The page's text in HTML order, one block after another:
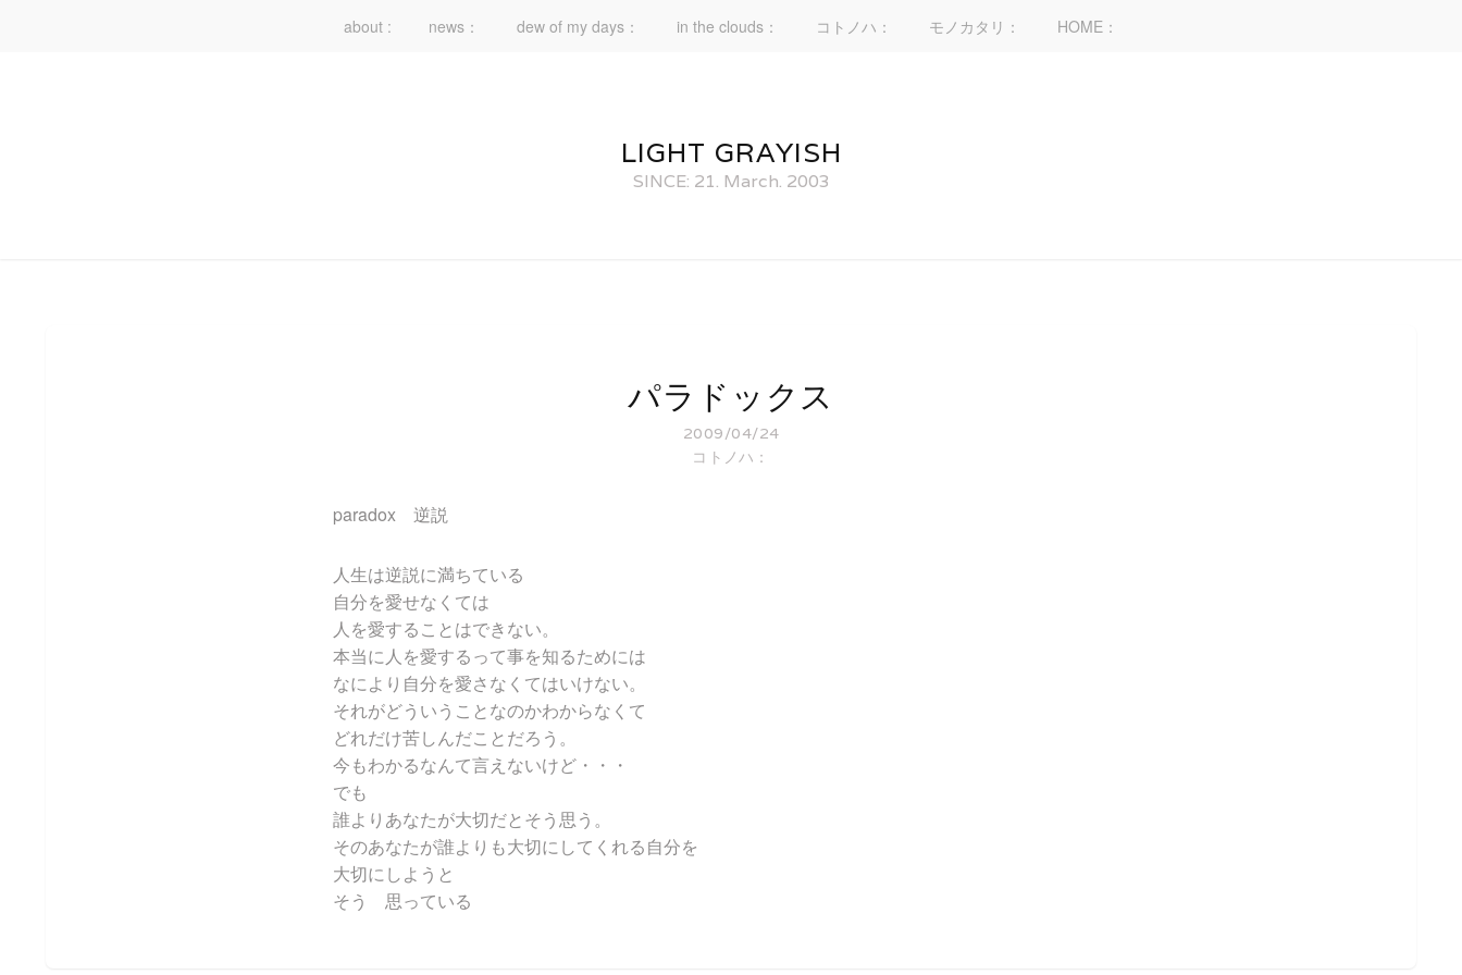
about : news： dew of my days： in the clouds： コトノハ： モノカタリ： HOME：
LIGHT GRAYISH
SINCE: 21. March. 2003
パラドックス
2009/04/24
コトノハ：
paradox 逆説
人生は逆説に満ちている
自分を愛せなくては
人を愛することはできない。
本当に人を愛するって事を知るためには
なにより自分を愛さなくてはいけない。
それがどういうことなのかわからなくて
どれだけ苦しんだことだろう。
今もわかるなんて言えないけど・・・
でも
誰よりあなたが大切だとそう思う。
そのあなたが誰よりも大切にしてくれる自分を
大切にしようと
そう 思っている